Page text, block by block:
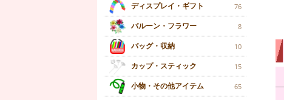
ディスプレイ・ギフト 76
バルーン・フラワー 8
バッグ・収納 10
カップ・スティック 15
小物・その他アイテム 65